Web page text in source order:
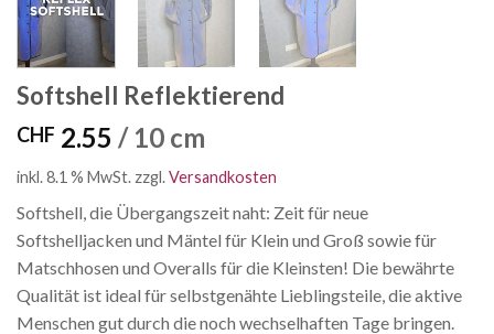
Softshell Reflektierend
CHF 2.55 / 10 cm
inkl. 8.1 % MwSt. zzgl.Versandkosten
Softshell, die Übergangszeit naht: Zeit für neue
Softshelljacken und Mäntel für Klein und Groß sowie für
Matschhosen und Overalls für die Kleinsten! Die bewährte
Qualität ist ideal für selbstgenähte Lieblingsteile, die aktive
Menschen gut durch die noch wechselhaften Tage bringen.